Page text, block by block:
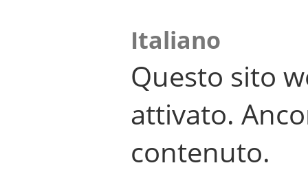
Italiano
Questo sito
attivato.
contenuto.